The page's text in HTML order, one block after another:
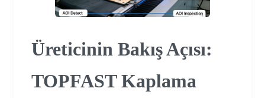
Üreticinin Bakış Açısı:
TOPFAST Kaplama